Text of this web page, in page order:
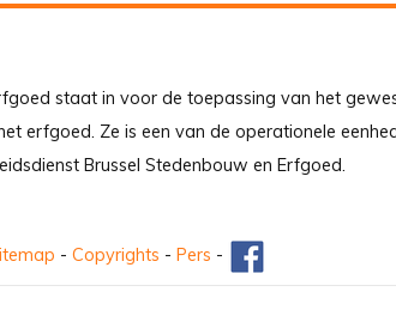
staat in voor de toepassing van het
erfgoed. Ze is een van de operationele
Brussel Stedenbouw en Erfgoed.
- Copyrights - Pers -